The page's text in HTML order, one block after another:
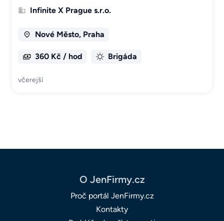
Infinite X Prague s.r.o.
Nové Město, Praha
360 Kč / hod Brigáda
včerejší
O JenFirmy.cz
Proč portál JenFirmy.cz
Kontakty